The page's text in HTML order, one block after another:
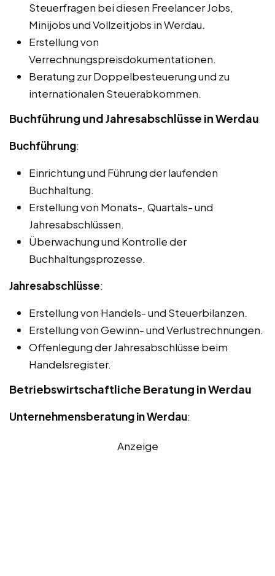
Steuerfragen bei diesen Freelancer Jobs,
Minijobs und Vollzeitjobs in Werdau.
Erstellung von
Verrechnungspreisdokumentationen.
Beratung zur Doppelbesteuerung und zu
internationalen Steuerabkommen.
Buchführung und Jahresabschlüsse in Werdau
Buchführung:
Einrichtung und Führung der laufenden
Buchhaltung.
Erstellung von Monats-, Quartals- und
Jahresabschlüssen.
Überwachung und Kontrolle der
Buchhaltungsprozesse.
Jahresabschlüsse:
Erstellung von Handels- und Steuerbilanzen.
Erstellung von Gewinn- und Verlustrechnungen.
Offenlegung der Jahresabschlüsse beim
Handelsregister.
Betriebswirtschaftliche Beratung in Werdau
Unternehmensberatung in Werdau:
Anzeige